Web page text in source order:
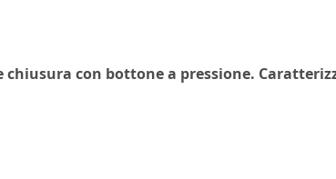
con bottone a pressione.